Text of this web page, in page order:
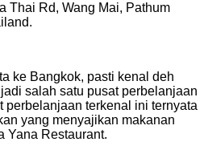
Thai Rd, Wang Mai, Pathum
ke Bangkok, pasti kenal deh
salah satu pusat perbelanjaan
perbelanjaan terkenal ini ternyata
yang menyajikan makanan
Yana Restaurant.